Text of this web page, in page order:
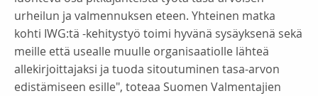
urheilun ja valmennuksen eteen. Yhteinen matka
kohti IWG:tä -kehitystyö toimi hyvänä sysäyksenä sekä
meille että usealle muulle organisaatiolle lähteä
allekirjoittajaksi ja tuoda sitoutuminen tasa-arvon
edistämiseen esille", toteaa Suomen Valmentajien